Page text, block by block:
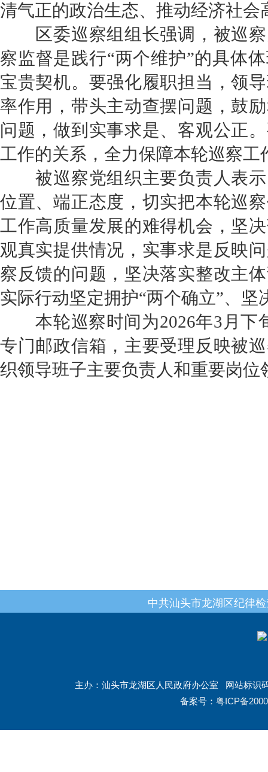
清气正的政治生态、推动经济社
区委巡察组组长强调，被巡
察监督是践行“两个维护”的具体
宝贵契机。要强化履职担当，领
率作用，带头主动查摆问题，鼓
问题 ，做到 实事求是、客观公正
工作的关系 ， 全力保障本轮巡察工
被巡察党组织主要负责人表
位置、端正态度，切实把本轮巡
工作高质量发展的难得机会，坚
观真实提供情况，实事求是反映
察反馈的问题，坚决落实整改主
实际行动坚定拥护“两个确立”、坚
本轮巡察时间为2026年3 月下
专门邮政信箱，主要受理反映被
织领导班子主要负责人和重要岗
中共汕头市龙湖区纪律
主办：汕头市龙湖区人民政府办公室
网站标识
备案号： 粤ICP备